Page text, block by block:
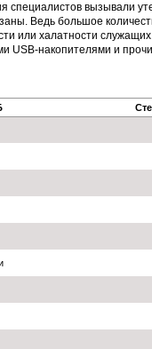
вызывали
Ведь большое
или халатности
USB-накопителями и